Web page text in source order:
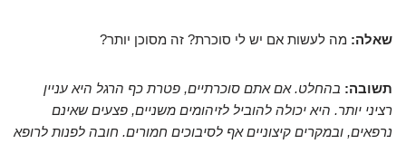
שאלה: מה לעשות אם יש לי סוכרת? זה מסוכן יותר?
תשובה: בהחלט. אם אתם סוכרתיים, פטרת כף הרגל היא עניין
רציני יותר. היא יכולה להוביל לזיהומים משניים, פצעים שאינם
נרפאים, ובמקרים קיצוניים אף לסיבוכים חמורים. חובה לפנות לרופא